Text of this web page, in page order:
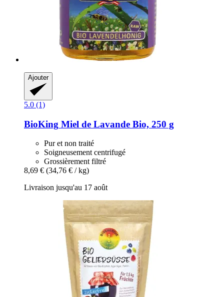
Ajouter
5.0 (1)
BioKing Miel de Lavande Bio, 250 g
Pur et non traité
Soigneusement centrifugé
Grossièrement filtré
8,69 € (34,76 € / kg)
Livraison jusqu'au 17 août